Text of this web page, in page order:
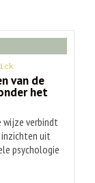
van de
het
wijze verbindt
uit
psychologie